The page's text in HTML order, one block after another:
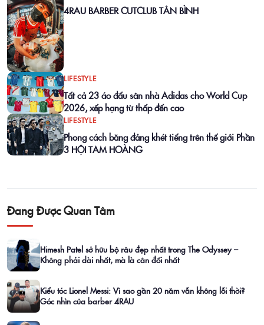
4RAU BARBER CUTCLUB TÂN BÌNH
LIFESTYLE
Tất cả 23 áo đấu sân nhà Adidas cho World Cup
2026, xếp hạng từ thấp đến cao
LIFESTYLE
Phong cách băng đảng khét tiếng trên thế giới Phần
3 HỘI TAM HOÀNG
Đang Được Quan Tâm
Himesh Patel sở hữu bộ râu đẹp nhất trong The Odyssey –
Không phải dài nhất, mà là cân đối nhất
Kiểu tóc Lionel Messi: Vì sao gần 20 năm vẫn không lỗi thời?
Góc nhìn của barber 4RAU